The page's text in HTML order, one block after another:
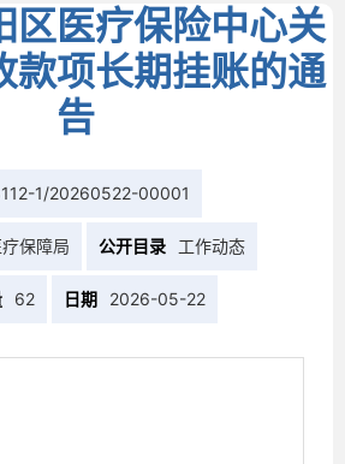
区医疗保险中心关
款项长期挂账的通
告
1/20260522-00001
保障局 公开目录 工作动态
62 日期 2026-05-22